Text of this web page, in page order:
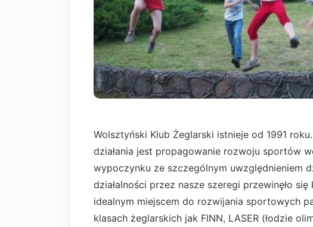
Wolsztyński Klub Żeglarski istnieje od 1991
działania jest propagowanie rozwoju sportów
wypoczynku ze szczególnym uwzględnieniem
działalności przez nasze szeregi przewinęło
idealnym miejscem do rozwijania sportowych
klasach żeglarskich jak FINN, LASER (łodzie